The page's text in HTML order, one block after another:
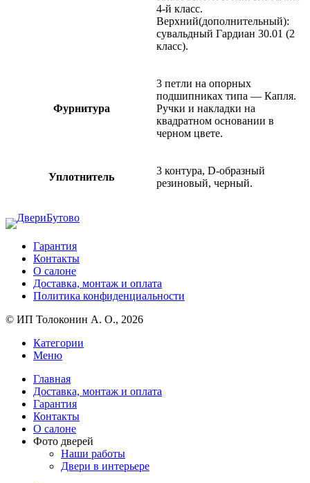
4-й класс.
Верхний(дополнительный):
сувальдный Гардиан 30.01 (2
класс).
Фурнитура
3 петли на опорных
подшипниках типа — Капля.
Ручки и накладки на
квадратном основании в
черном цвете.
Уплотнитель
3 контура, D-образный
резиновый, черный.
Гарантия
Контакты
О салоне
Доставка, монтаж и оплата
Политика конфиденциальности
© ИП Толоконин А. О., 2026
Категории
Меню
Главная
Доставка, монтаж и оплата
Гарантия
Контакты
О салоне
Фото дверей
Наши работы
Двери в интерьере